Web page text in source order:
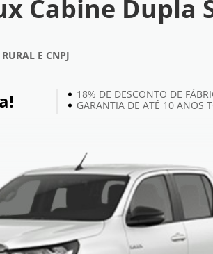
Cabine Dupla
E CNPJ
18% DE DESCONTO DE
GARANTIA DE ATÉ 10 ANOS